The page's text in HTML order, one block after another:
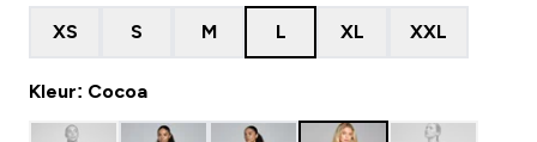
XS S M L XL XXL
Kleur: Cocoa